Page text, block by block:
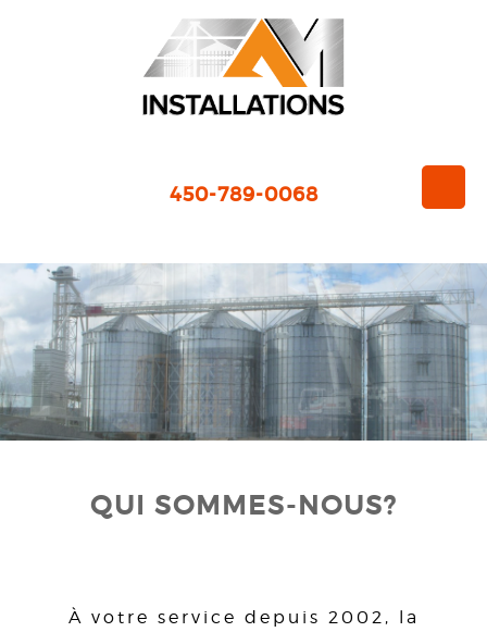
450-789-0068
QUI SOMMES-NOUS?
À votre service depuis 2002, la